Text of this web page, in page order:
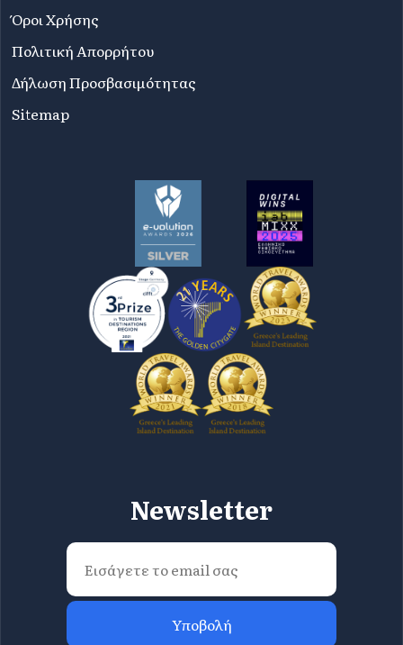
Όροι Χρήσης
Πολιτική Απορρήτου
Δήλωση Προσβασιμότητας
Sitemap
Newsletter
Υποβολή